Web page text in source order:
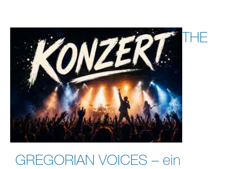
THE
GREGORIAN VOICES – ein